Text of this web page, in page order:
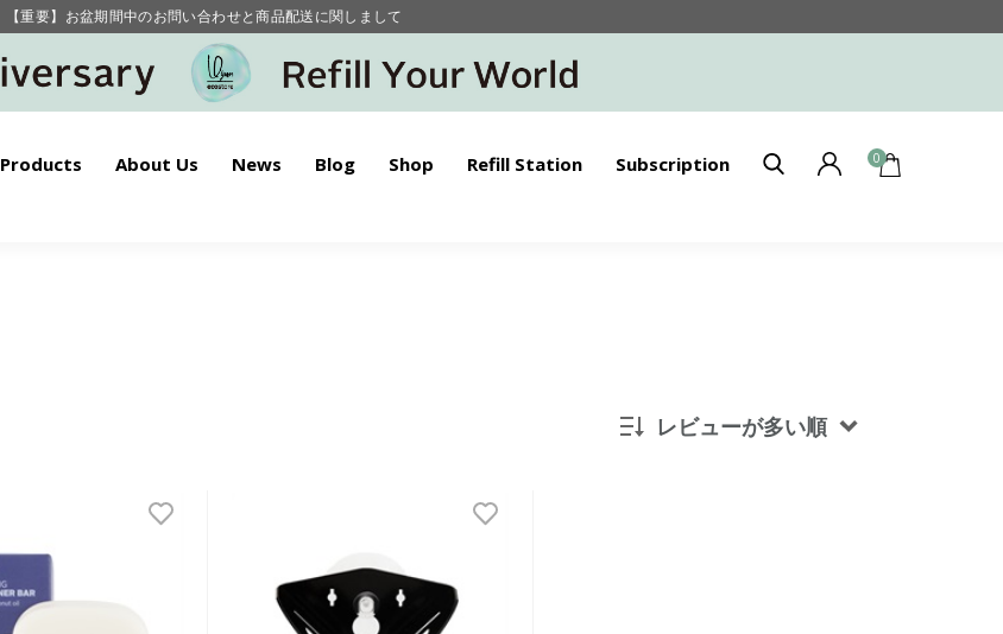
【重要】お盆期間中のお問い合わせと商品配送に関しまして
毎月お得にポイントが貯まる！ “月のポイントアップデー”
Products About Us News Blog Shop Refill Station Subscription 0
レビューが多い順